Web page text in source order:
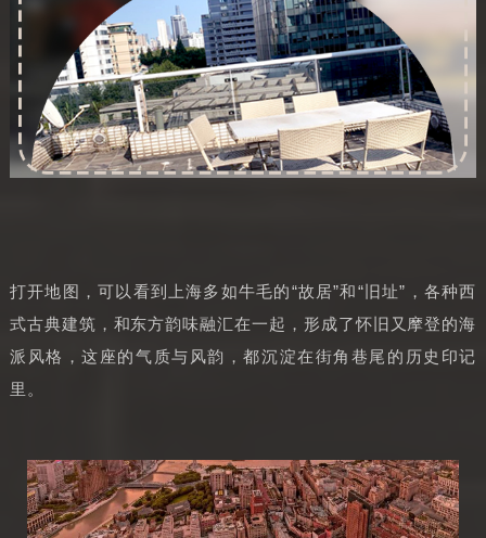
打开地图，可以看到上海多如牛毛的“故居”和“旧址”，各种西
式古典建筑，和东方韵味融汇在一起，形成了怀旧又摩登的海
派风格，这座的气质与风韵，都沉淀在街角巷尾的历史印记
里。